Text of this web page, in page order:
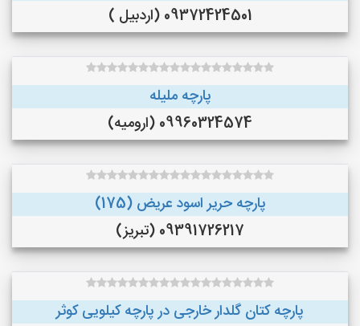
09372424501 (اردبیل )
پارچه ملیله
09960324574 (ارومیه)
پارچه حریر اسود عریض (175)
09391726217 (تبریز)
پارچه کتان گلدار خارجی در پارچه کیلویی کوثر